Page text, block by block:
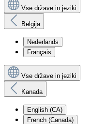
Vse države in jeziki
Belgija
Nederlands
Français
Vse države in jeziki
Kanada
English (CA)
French (Canada)